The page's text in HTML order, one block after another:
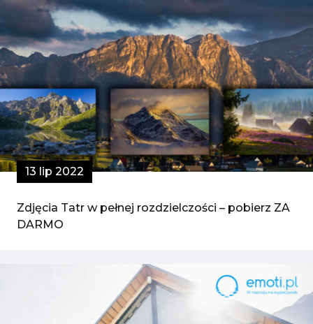
13 lip 2022
Zdjęcia Tatr w pełnej rozdzielczości – pobierz ZA
DARMO